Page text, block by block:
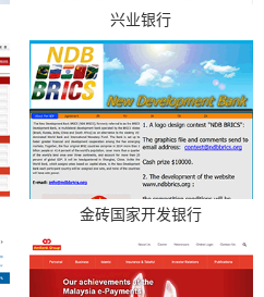
兴业银行
金砖国家开发银行